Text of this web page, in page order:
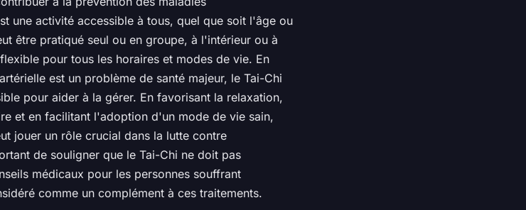
une activité accessible à tous, quel que soit l'âge ou
être pratiqué seul ou en groupe, à l'intérieur ou à
pour tous les horaires et modes de vie. En
est un problème de santé majeur, le Tai-Chi
pour aider à la gérer. En favorisant la relaxation,
et en facilitant l'adoption d'un mode de vie sain,
jouer un rôle crucial dans la lutte contre
de souligner que le Tai-Chi ne doit pas
médicaux pour les personnes souffrant
comme un complément à ces traitements.